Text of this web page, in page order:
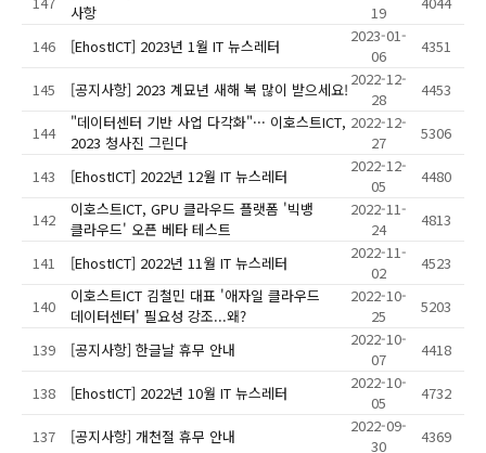
사항
19
146 [EhostICT] 2023년 1월 IT 뉴스레터
2023-01-
06
4351
145 [공지사항] 2023 계묘년 새해 복 많이 받으세요!
2022-12-
28
4453
144
"데이터센터 기반 사업 다각화"··· 이호스트ICT,
2023 청사진 그린다
2022-12-
27
5306
143 [EhostICT] 2022년 12월 IT 뉴스레터
2022-12-
05
4480
142
이호스트ICT, GPU 클라우드 플랫폼 '빅뱅
클라우드' 오픈 베타 테스트
2022-11-
24
4813
141 [EhostICT] 2022년 11월 IT 뉴스레터
2022-11-
02
4523
140
이호스트ICT 김철민 대표 '애자일 클라우드
데이터센터' 필요성 강조...왜?
2022-10-
25
5203
139 [공지사항] 한글날 휴무 안내
2022-10-
07
4418
138 [EhostICT] 2022년 10월 IT 뉴스레터
2022-10-
05
4732
137 [공지사항] 개천절 휴무 안내
2022-09-
30
4369